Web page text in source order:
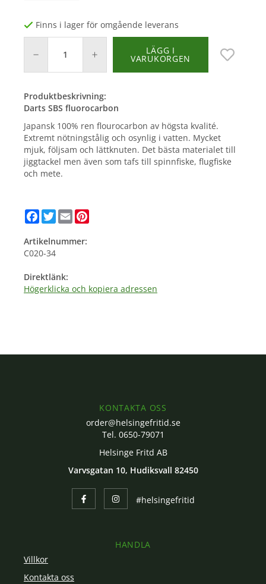
Finns i lager för omgående leverans
LÄGG I
VARUKORGEN
Produktbeskrivning:
Darts SBS fluorocarbon
Japansk 100% ren flourocarbon av högsta kvalité.
Extremt nötningstålig och osynlig i vatten. Mycket
mjuk, följsam och lättknuten. Det bästa materialet till
jiggtackel men även som tafs till spinnfiske, flugfiske
och mete.
Facebook
Twitter
Email
Artikelnummer:
C020-34
Direktlänk:
Högerklicka och kopiera adressen
KONTAKTA OSS
order@helsingefritid.se
Tel. 0650-79071
Helsinge Fritd AB
Varvsgatan 10, Hudiksvall 82450
#helsingefritid
HANDLA
Villkor
Kontakta oss